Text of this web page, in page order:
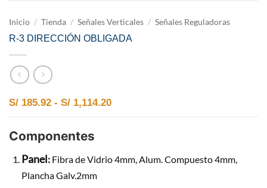
Inicio / Tienda / Señales Verticales / Señales Reguladoras
R-3 DIRECCIÓN OBLIGADA
S/ 185.92 - S/ 1,114.20
Componentes
Panel:Fibra de Vidrio 4mm, Alum. Compuesto 4mm,
Plancha Galv.2mm